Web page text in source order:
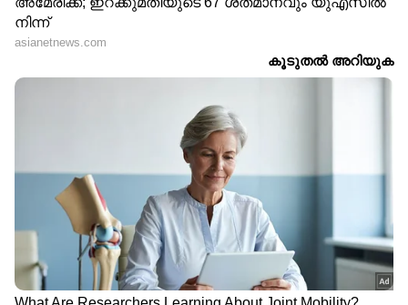
മുഖ്യമന്ത്രിക്ക് എതിരെ അധിക്ഷേപ
പരാമര്‍ശവുമായി ഡിവൈഎഫ്‌ഐ
നേതാവ് | DYFI | VD Satheesan |
ട്രംപിൻ്റെ മരുമകൻ ആലപ്പുഴയിൽ;
ചുണ്ടൻ വള്ളങ്ങളുടെ പരിശീലനം
കാണും | Michael Boulos | Alappuzha
| Trump